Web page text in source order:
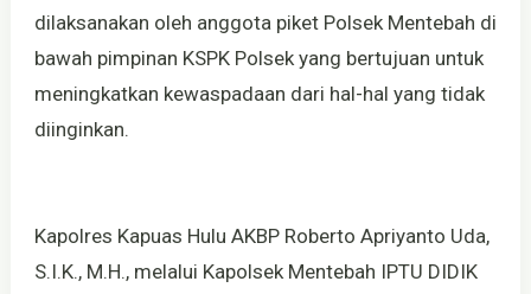
dilaksanakan oleh anggota piket Polsek Mentebah di
bawah pimpinan KSPK Polsek yang bertujuan untuk
meningkatkan kewaspadaan dari hal-hal yang tidak
diinginkan.
Kapolres Kapuas Hulu AKBP Roberto Apriyanto Uda,
S.I.K., M.H., melalui Kapolsek Mentebah IPTU DIDIK